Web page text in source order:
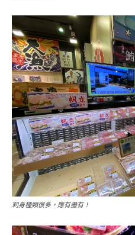
刺身種類很多，應有盡有！